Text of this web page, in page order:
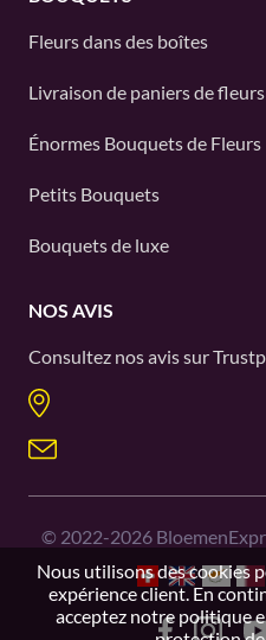
Fleurs dans des boîtes
Livraison de paniers de fleurs
Énormes Bouquets de Fleurs
Petits Bouquets
Bouquets de luxe
NOS AVIS
Consultez nos avis sur
© 2022-2026
Nous utilisons des cookies
expérience client. En
acceptez notre politique